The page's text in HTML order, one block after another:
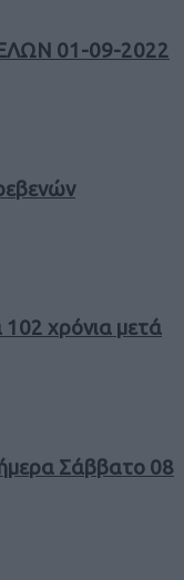
01-09-2022
χρόνια μετά
Σάββατο 08